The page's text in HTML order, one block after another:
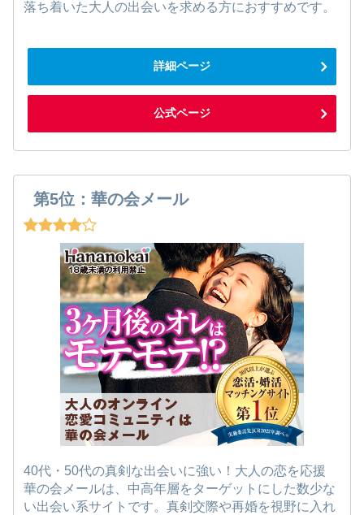
落ち着いた大人の出会いを求める方におすすめです。
詳細ページ
公式ページ
第5位：華の会メール
40代・50代の真剣な出会いに強い！大人の恋を応援
華の会メールは、中高年層をターゲットにした数少な
い出会い系サイトです。真剣交際や再婚を視野に入れ